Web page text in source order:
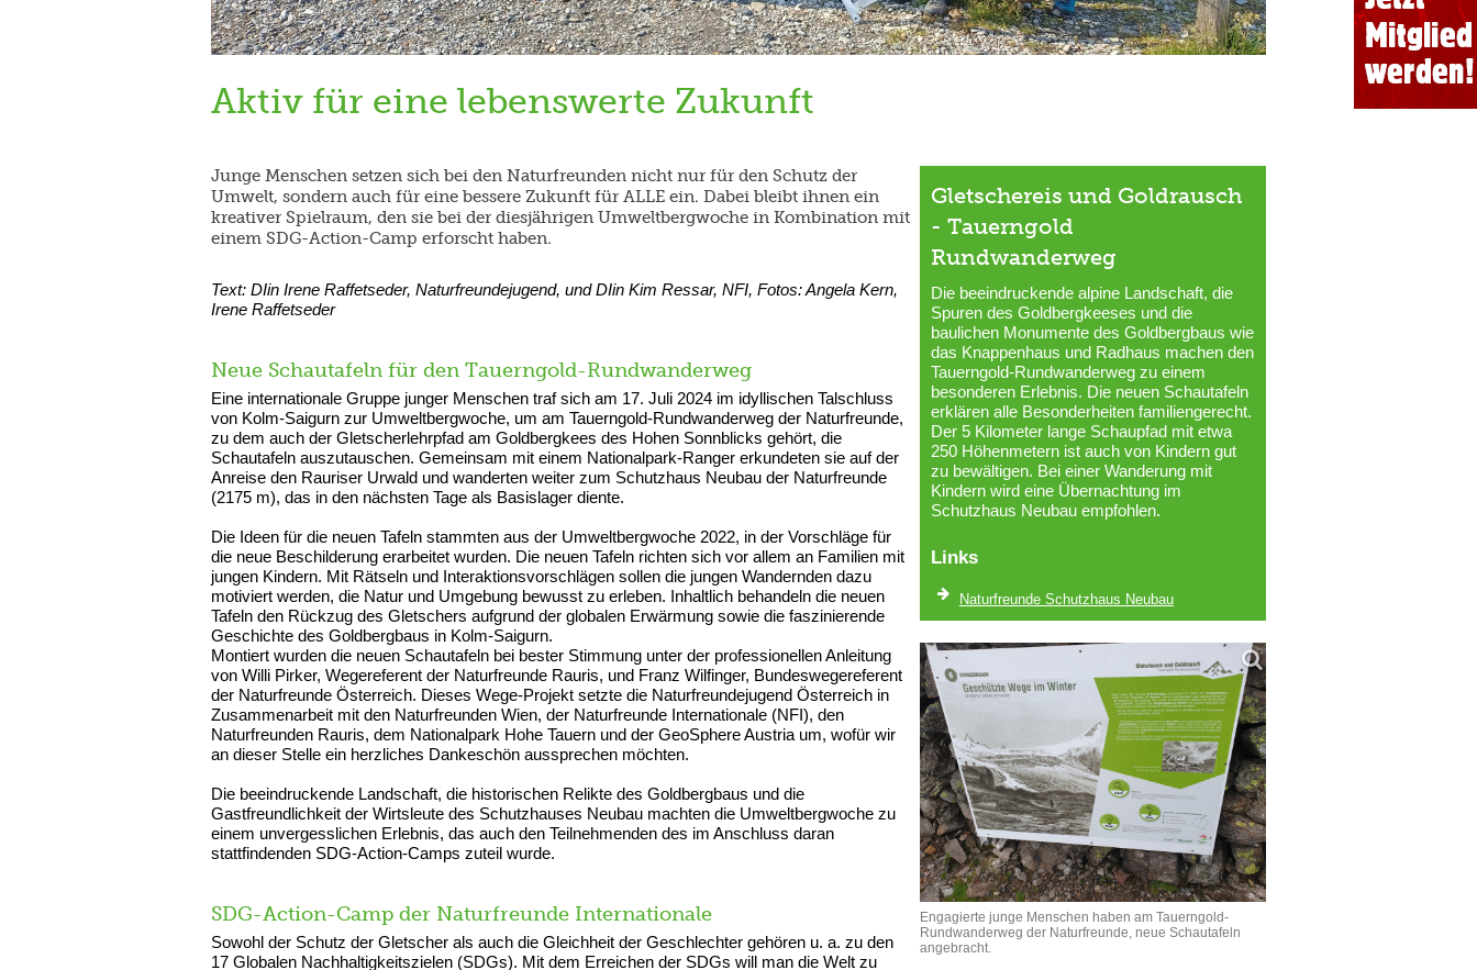
Aktiv für eine lebenswerte Zukunft
Junge Menschen setzen sich bei den Naturfreunden nicht nur für den Schutz der
Umwelt, sondern auch für eine bessere Zukunft für ALLE ein. Dabei bleibt ihnen ein
kreativer Spielraum, den sie bei der diesjährigen Umweltbergwoche in Kombination mit
einem SDG-Action-Camp erforscht haben.
Text: DIin Irene Raffetseder, Naturfreundejugend, und DIin Kim Ressar, NFI, Fotos: Angela Kern,
Irene Raffetseder
Neue Schautafeln für den Tauerngold-Rundwanderweg
Eine internationale Gruppe junger Menschen traf sich am 17. Juli 2024 im idyllischen Talschluss
von Kolm-Saigurn zur Umweltbergwoche, um am Tauerngold-Rundwanderweg der Naturfreunde,
zu dem auch der Gletscherlehrpfad am Goldbergkees des Hohen Sonnblicks gehört, die
Schautafeln auszutauschen. Gemeinsam mit einem Nationalpark-Ranger erkundeten sie auf der
Anreise den Rauriser Urwald und wanderten weiter zum Schutzhaus Neubau der Naturfreunde
(2175 m), das in den nächsten Tage als Basislager diente.
Die Ideen für die neuen Tafeln stammten aus der Umweltbergwoche 2022, in der Vorschläge für
die neue Beschilderung erarbeitet wurden. Die neuen Tafeln richten sich vor allem an Familien mit
jungen Kindern. Mit Rätseln und Interaktionsvorschlägen sollen die jungen Wandernden dazu
motiviert werden, die Natur und Umgebung bewusst zu erleben. Inhaltlich behandeln die neuen
Tafeln den Rückzug des Gletschers aufgrund der globalen Erwärmung sowie die faszinierende
Geschichte des Goldbergbaus in Kolm-Saigurn.
Montiert wurden die neuen Schautafeln bei bester Stimmung unter der professionellen Anleitung
von Willi Pirker, Wegereferent der Naturfreunde Rauris, und Franz Wilfinger, Bundeswegereferent
der Naturfreunde Österreich. Dieses Wege-Projekt setzte die Naturfreundejugend Österreich in
Zusammenarbeit mit den Naturfreunden Wien, der Naturfreunde Internationale (NFI), den
Naturfreunden Rauris, dem Nationalpark Hohe Tauern und der GeoSphere Austria um, wofür wir
an dieser Stelle ein herzliches Dankeschön aussprechen möchten.
Die beeindruckende Landschaft, die historischen Relikte des Goldbergbaus und die
Gastfreundlichkeit der Wirtsleute des Schutzhauses Neubau machten die Umweltbergwoche zu
einem unvergesslichen Erlebnis, das auch den Teilnehmenden des im Anschluss daran
stattfindenden SDG-Action-Camps zuteil wurde.
SDG-Action-Camp der Naturfreunde Internationale
Sowohl der Schutz der Gletscher als auch die Gleichheit der Geschlechter gehören u. a. zu den
17 Globalen Nachhaltigkeitszielen (SDGs). Mit dem Erreichen der SDGs will man die Welt zu
Gletschereis und Goldrausch
- Tauerngold
Rundwanderweg
Die beeindruckende alpine Landschaft, die
Spuren des Goldbergkeeses und die
baulichen Monumente des Goldbergbaus wie
das Knappenhaus und Radhaus machen den
Tauerngold-Rundwanderweg zu einem
besonderen Erlebnis. Die neuen Schautafeln
erklären alle Besonderheiten familiengerecht.
Der 5 Kilometer lange Schaupfad mit etwa
250 Höhenmetern ist auch von Kindern gut
zu bewältigen. Bei einer Wanderung mit
Kindern wird eine Übernachtung im
Schutzhaus Neubau empfohlen.
Links
Naturfreunde Schutzhaus Neubau
Engagierte junge Menschen haben am Tauerngold-
Rundwanderweg der Naturfreunde, neue Schautafeln
angebracht.